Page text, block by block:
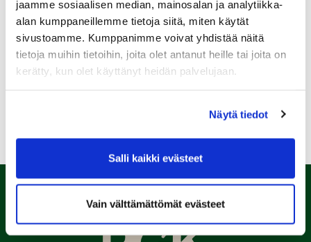
jaamme sosiaalisen median, mainosalan ja analytiikka-
alan kumppaneillemme tietoja siitä, miten käytät
sivustoamme. Kumppanimme voivat yhdistää näitä
tietoja muihin tietoihin, joita olet antanut heille tai joita on
kerätty, kun olet käyttänyt heidän palvelujaan.
Näytä tiedot
Salli kaikki evästeet
Vain välttämättömät evästeet
Rekisteröidy
Haluan tilata Kalafornia uutiskirjeen
Olen lukenuttietosuojaselosteenja hyväksyn
henkilötietojeni käsittelyn (*)